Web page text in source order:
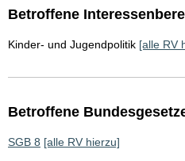
Betroffene
Kinder- und Jugendpolitik [alle RV
Betroffene
SGB 8 [alle RV hierzu]